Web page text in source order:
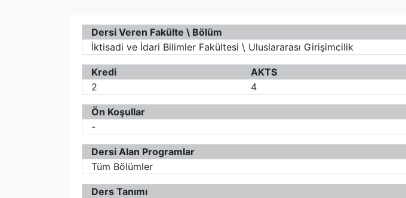
Dersi Veren Fakülte \ Bölüm
İktisadi ve İdari Bilimler Fakültesi \ Uluslararası Girişimcilik
Kredi AKTS
2
4
Ön Koşullar
-
Dersi Alan Programlar
Tüm Bölümler
Ders Tanımı